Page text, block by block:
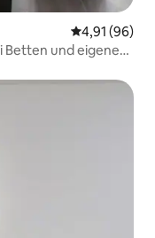
4,91 (96)
und eigenem